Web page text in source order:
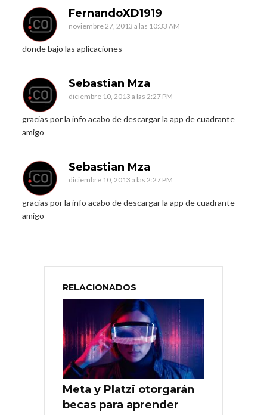
FernandoXD1919
noviembre 27, 2013 a las 10:33 AM
donde bajo las aplicaciones
Sebastian Mza
diciembre 10, 2013 a las 2:27 PM
gracias por la info acabo de descargar la app de cuadrante
amigo
Sebastian Mza
diciembre 10, 2013 a las 2:27 PM
gracias por la info acabo de descargar la app de cuadrante
amigo
RELACIONADOS
Meta y Platzi otorgarán
becas para aprender